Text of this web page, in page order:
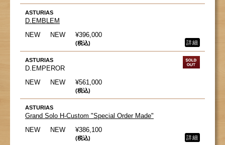
ASTURIAS
D.EMBLEM
NEW
NEW ¥396,000
(税込) 詳細
ASTURIAS
D.EMPEROR
NEW
NEW ¥561,000
(税込)
ASTURIAS
Grand Solo H-Custom "Special Order Made"
NEW
NEW ¥386,100
(税込) 詳細